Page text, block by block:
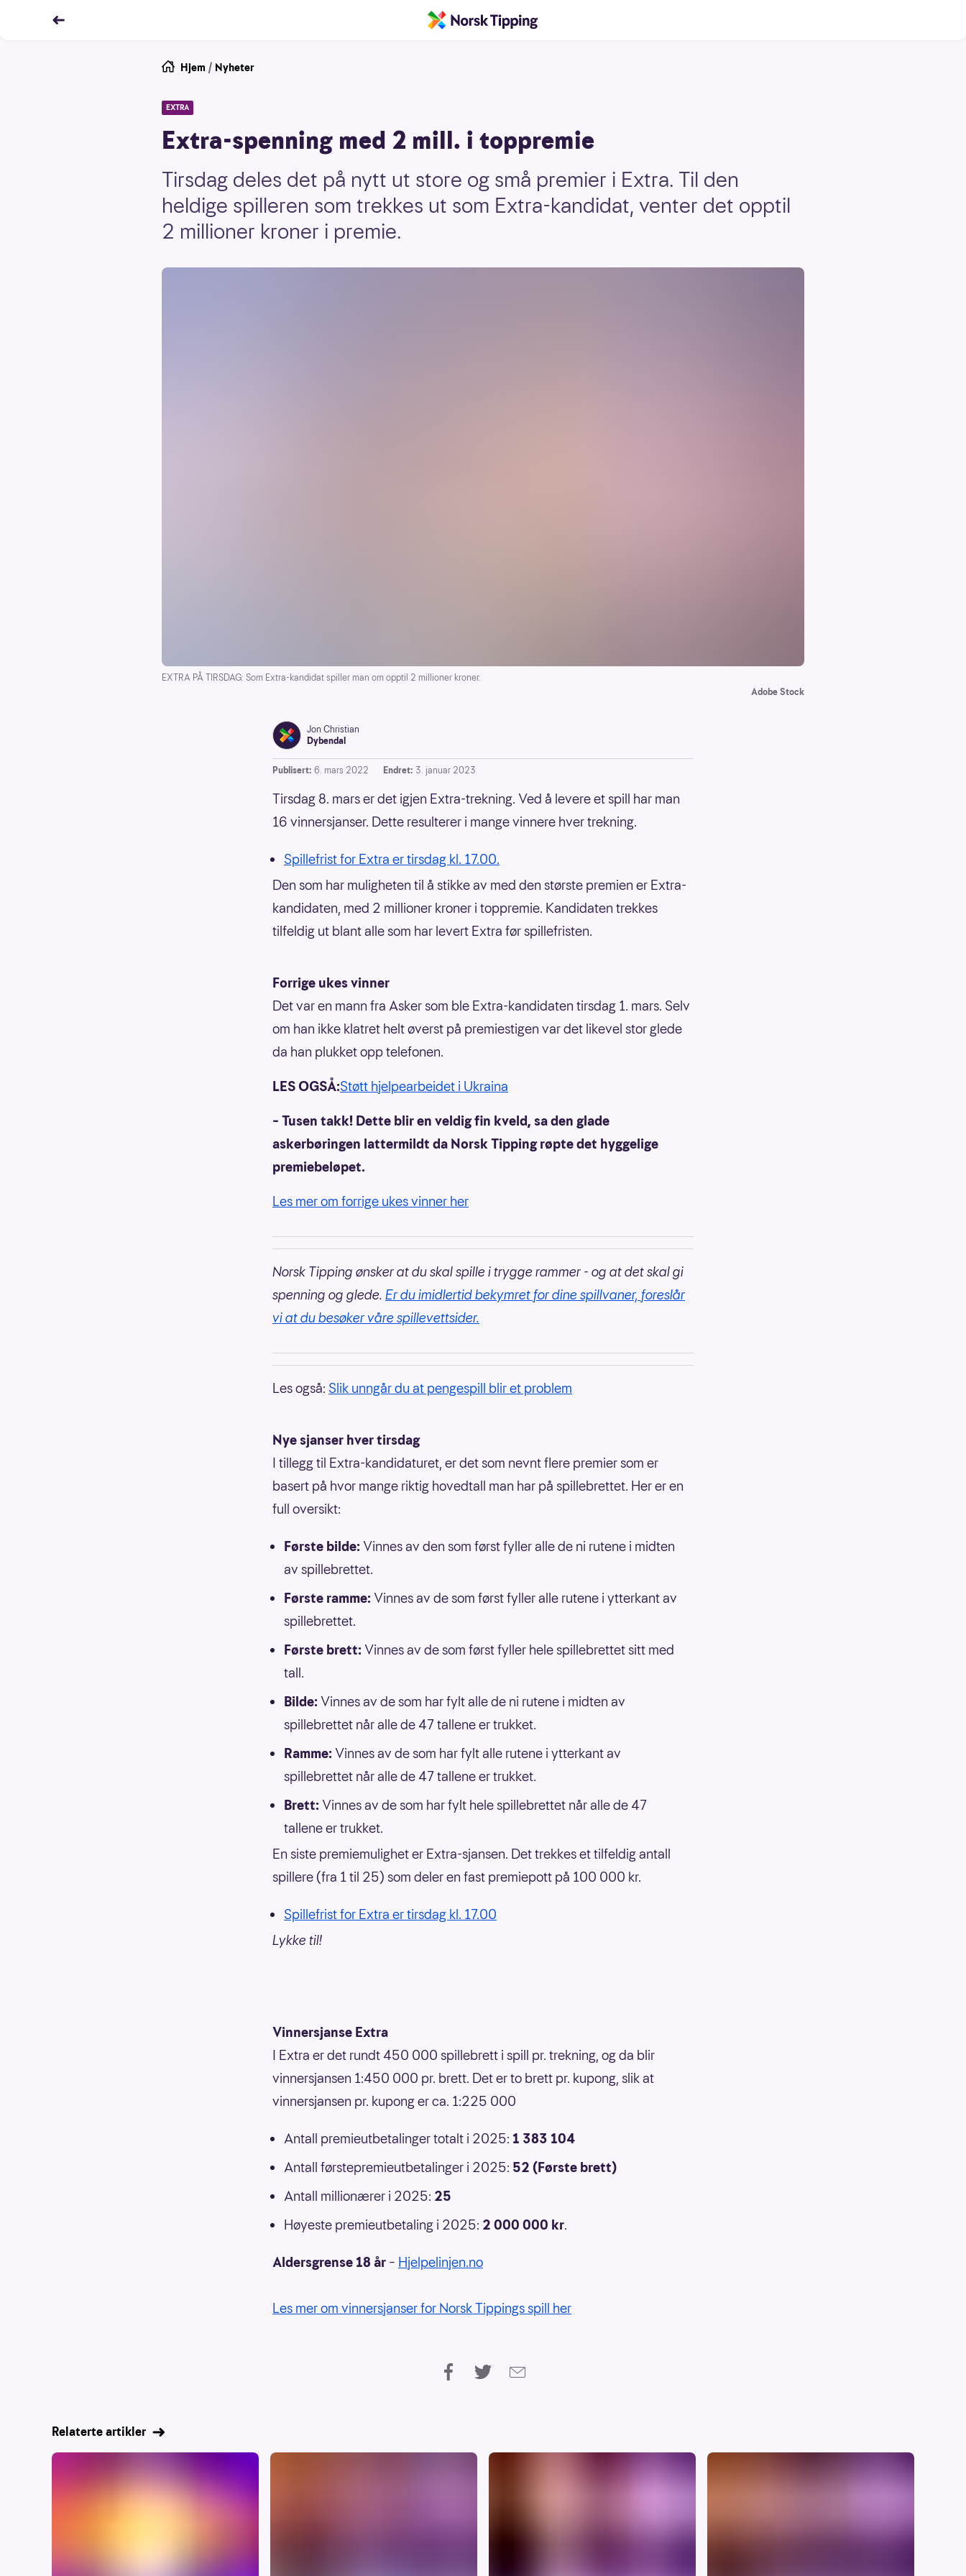
Hjem / Nyheter
EXTRA
Extra-spenning med 2 mill. i toppremie
Tirsdag deles det på nytt ut store og små premier i Extra. Til den
heldige spilleren som trekkes ut som Extra-kandidat, venter det opptil
2 millioner kroner i premie.
EXTRA PÅ TIRSDAG: Som Extra-kandidat spiller man om opptil 2 millioner kroner.
Adobe Stock
Jon Christian
Dybendal
Publisert: 6. mars 2022 Endret: 3. januar 2023
Tirsdag 8. mars er det igjen Extra-trekning. Ved å levere et spill har man
16 vinnersjanser. Dette resulterer i mange vinnere hver trekning.
Spillefrist for Extra er tirsdag kl. 17.00.
Den som har muligheten til å stikke av med den største premien er Extra-
kandidaten, med 2 millioner kroner i toppremie. Kandidaten trekkes
tilfeldig ut blant alle som har levert Extra før spillefristen.
Forrige ukes vinner
Det var en mann fra Asker som ble Extra-kandidaten tirsdag 1. mars. Selv
om han ikke klatret helt øverst på premiestigen var det likevel stor glede
da han plukket opp telefonen.
LES OGSÅ:Støtt hjelpearbeidet i Ukraina
– Tusen takk! Dette blir en veldig fin kveld, sa den glade
askerbøringen lattermildt da Norsk Tipping røpte det hyggelige
premiebeløpet.
Les mer om forrige ukes vinner her
Norsk Tipping ønsker at du skal spille i trygge rammer - og at det skal gi
spenning og glede. Er du imidlertid bekymret for dine spillvaner, foreslår
vi at du besøker våre spillevettsider.
Les også: Slik unngår du at pengespill blir et problem
Nye sjanser hver tirsdag
I tillegg til Extra-kandidaturet, er det som nevnt flere premier som er
basert på hvor mange riktig hovedtall man har på spillebrettet. Her er en
full oversikt:
Første bilde:Vinnes av den som først fyller alle de ni rutene i midten
av spillebrettet.
Første ramme:Vinnes av de som først fyller alle rutene i ytterkant av
spillebrettet.
Første brett:Vinnes av de som først fyller hele spillebrettet sitt med
tall.
Bilde:Vinnes av de som har fylt alle de ni rutene i midten av
spillebrettet når alle de 47 tallene er trukket.
Ramme:Vinnes av de som har fylt alle rutene i ytterkant av
spillebrettet når alle de 47 tallene er trukket.
Brett:Vinnes av de som har fylt hele spillebrettet når alle de 47
tallene er trukket.
En siste premiemulighet er Extra-sjansen. Det trekkes et tilfeldig antall
spillere (fra 1 til 25) som deler en fast premiepott på 100 000 kr.
Spillefrist for Extra er tirsdag kl. 17.00
Lykke til!
Vinnersjanse Extra
I Extra er det rundt 450 000 spillebrett i spill pr. trekning, og da blir
vinnersjansen 1:450 000 pr. brett. Det er to brett pr. kupong, slik at
vinnersjansen pr. kupong er ca. 1:225 000
Antall premieutbetalinger totalt i 2025: 1 383 104
Antall førstepremieutbetalinger i 2025: 52 (Første brett)
Antall millionærer i 2025: 25
Høyeste premieutbetaling i 2025: 2 000 000 kr.
Aldersgrense 18 år – Hjelpelinjen.no
Les mer om vinnersjanser for Norsk Tippings spill her
Relaterte artikler